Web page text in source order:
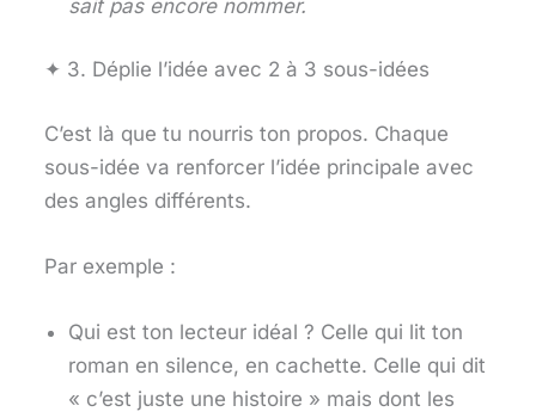
sait pas encore nommer.
✦ 3. Déplie l’idée avec 2 à 3 sous-idées
C’est là que tu nourris ton propos. Chaque
sous-idée va renforcer l’idée principale avec
des angles différents.
Par exemple :
Qui est ton lecteur idéal ? Celle qui lit ton
roman en silence, en cachette. Celle qui dit
« c’est juste une histoire » mais dont les